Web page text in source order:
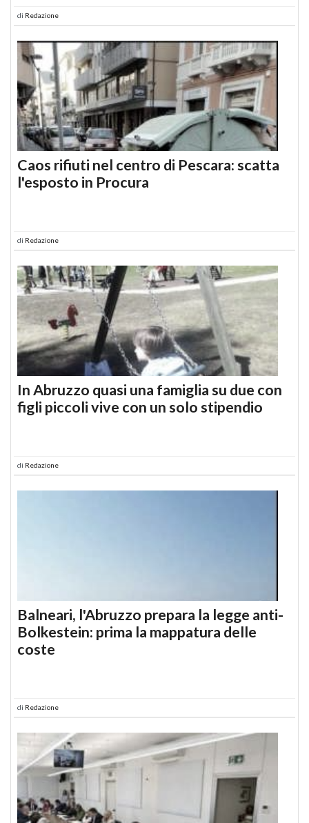
di Redazione
Caos rifiuti nel centro di Pescara: scatta
l'esposto in Procura
di Redazione
In Abruzzo quasi una famiglia su due con
figli piccoli vive con un solo stipendio
di Redazione
Balneari, l'Abruzzo prepara la legge anti-
Bolkestein: prima la mappatura delle
coste
di Redazione